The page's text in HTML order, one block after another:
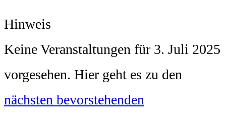
Hinweis
Keine Veranstaltungen für 3. Juli 2025
vorgesehen. Hier geht es zu den
nächsten bevorstehenden